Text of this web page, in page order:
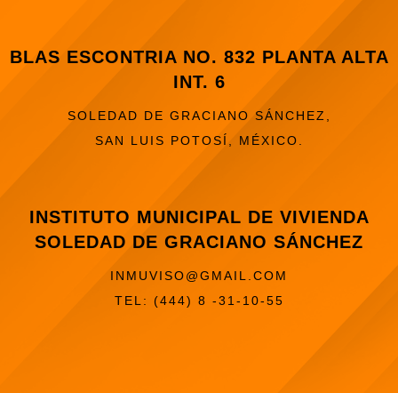
BLAS ESCONTRIA NO. 832 PLANTA ALTA
INT. 6
SOLEDAD DE GRACIANO SÁNCHEZ,
SAN LUIS POTOSÍ, MÉXICO.
INSTITUTO MUNICIPAL DE VIVIENDA
SOLEDAD DE GRACIANO SÁNCHEZ
INMUVISO@GMAIL.COM
TEL: (444) 8 -31-10-55